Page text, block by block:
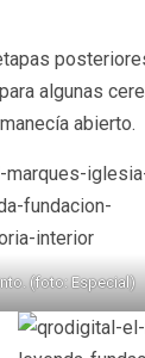
algunas
abierto.
(foto: Especial)